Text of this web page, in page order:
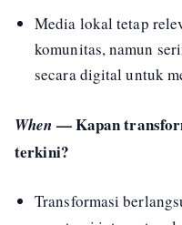
Media lokal tetap
komunitas, namun
secara digital untuk
When — Kapan
terkini?
Transformasi